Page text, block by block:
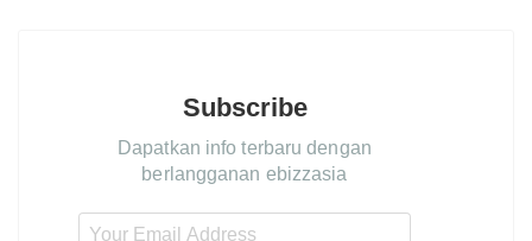
Subscribe
Dapatkan info terbaru dengan
berlangganan ebizzasia